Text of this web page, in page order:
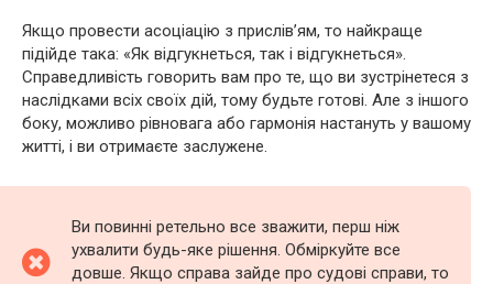
Якщо провести асоціацію з прислів’ям, то найкраще
підійде така: «Як відгукнеться, так і відгукнеться».
Справедливість говорить вам про те, що ви зустрінетеся з
наслідками всіх своїх дій, тому будьте готові. Але з іншого
боку, можливо рівновага або гармонія настануть у вашому
житті, і ви отримаєте заслужене.
Ви повинні ретельно все зважити, перш ніж
ухвалити будь-яке рішення. Обміркуйте все
довше. Якщо справа зайде про судові справи, то